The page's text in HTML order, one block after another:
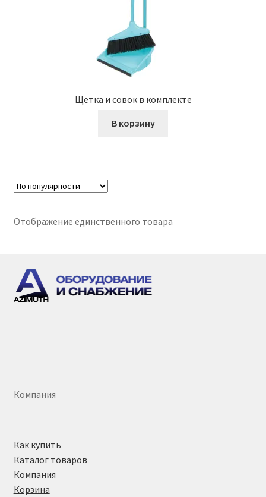
Щетка и совок в комплекте
В корзину
Отображение единственного товара
Компания
Как купить
Каталог товаров
Компания
Корзина